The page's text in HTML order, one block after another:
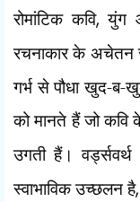
रोमांटिक कवि,युंग
रचनाकार के अचेतन
गर्भ से पौधा खुद-ब-
को मानते हैं जो
उगती हैं।
स्वाभाविक उच्छलन है